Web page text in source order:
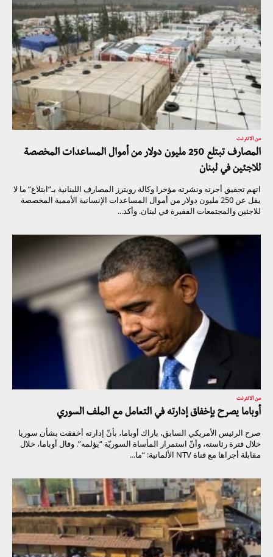
من الانترنت
المصارف تبتلع 250 مليون دولار من أموال المساعدات المخصصة
للاجئين في لبنان
اتهم تحقيق أجرته ونشرته مؤخرا وكالة رويترز المصارف اللبنانية بـ”ابتلاع” ما لا
يقل عن 250 مليون دولار من أموال المساعدات الإنسانية الأممية المخصصة
للاجئين والمجتمعات الفقيرة في لبنان. وأكد...
من الانترنت
أوباما يصرح بإخفاق إدارته في التعامل مع الملف السوري
صرح الرئيس الأمريكي السابق، باراك أوباما، بأنّ إدارته أخفقت بشأن سوريا
خلال فترة رئاسته، وأنّ استمرار المأساة السوريّة “يؤلمه”. وقال أوباما، خلال
مقابلة أجراها مع قناة NTV الألمانية: “ما...